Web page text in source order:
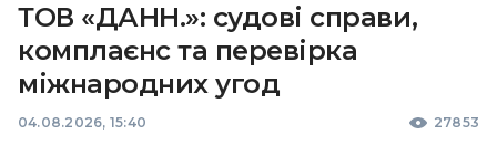
ТОВ «ДАНН.»: судові справи,
комплаєнс та перевірка
міжнародних угод
04.08.2026, 15:40 27853